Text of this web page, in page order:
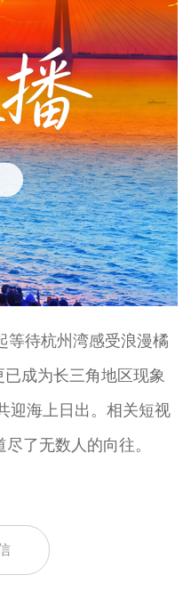
等待杭州湾感受浪漫橘
成为长三角地区现象
迎海上日出。相关短视
了无数人的向往。